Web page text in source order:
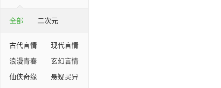
全部 二次元
古代言情
现代言情
浪漫青春
玄幻言情
仙侠奇缘
悬疑灵异